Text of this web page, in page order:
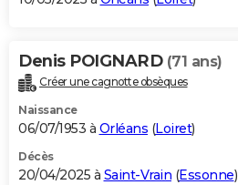
Denis POIGNARD (71 ans)
Créer une cagnotte obsèques
Naissance
06/07/1953 à Orléans (Loiret)
Décès
20/04/2025 à Saint-Vrain (Essonne)